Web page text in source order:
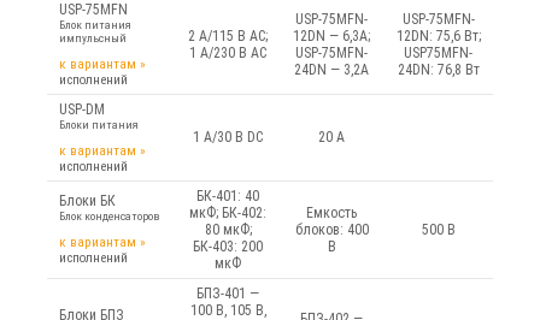
USP-75MFN
Блок питания
импульсный
к вариантам »
исполнений
2 A/115 В AC;
1 A/230 В AC
USP-75MFN-
12DN — 6,3А;
USP-75MFN-
24DN — 3,2А
USP-75MFN-
12DN: 75,6 Вт;
USP75MFN-
24DN: 76,8 Вт
USP-DM
Блоки питания
к вариантам »
исполнений
1 A/30 В DC 20 А
Блоки БК
Блок конденсаторов
к вариантам »
исполнений
БК-401: 40
мкФ; БК-402:
80 мкФ;
БК-403: 200
мкФ
Емкость
блоков: 400
В
500 В
Блоки БПЗ
БПЗ-401 —
100 В, 105 В,